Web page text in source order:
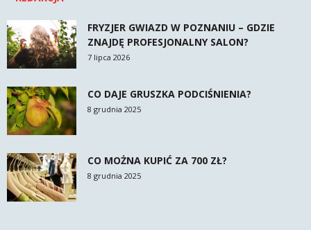
FRYZJER GWIAZD W POZNANIU – GDZIE
ZNAJDĘ PROFESJONALNY SALON?
7 lipca 2026
CO DAJE GRUSZKA PODCIŚNIENIA?
8 grudnia 2025
CO MOŻNA KUPIĆ ZA 700 ZŁ?
8 grudnia 2025